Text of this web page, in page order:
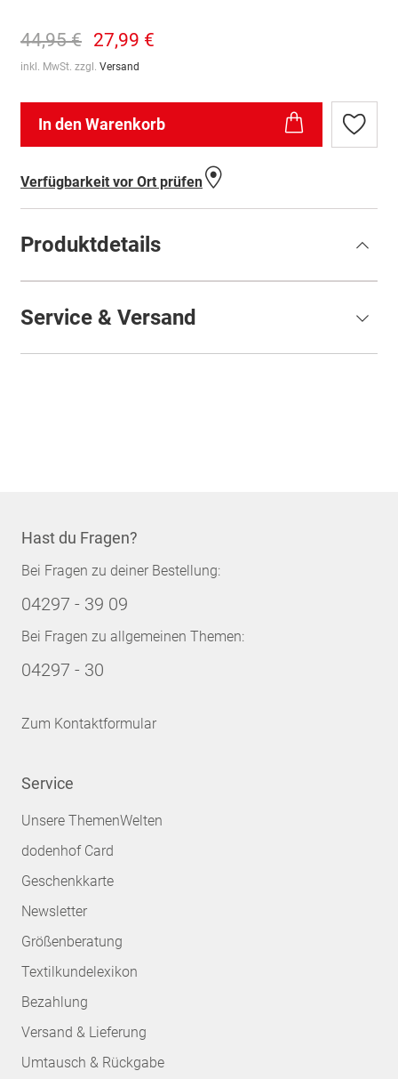
44,95 € 27,99 €
inkl. MwSt. zzgl. Versand
In den Warenkorb
Zur
Verfügbarkeit vor Ort prüfen
Produktdetails
Service & Versand
Hast du Fragen?
Bei Fragen zu deiner Bestellung:
04297 - 39 09
Bei Fragen zu allgemeinen Themen:
04297 - 30
Zum Kontaktformular
Service
Unsere ThemenWelten
dodenhof Card
Geschenkkarte
Newsletter
Größenberatung
Textilkundelexikon
Bezahlung
Versand & Lieferung
Umtausch & Rückgabe